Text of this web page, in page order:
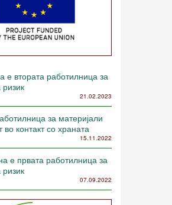
е втората работилница за
21.02.2023
за материјали
во контакт со храната
15.11.2022
е првата работилница за
07.09.2022